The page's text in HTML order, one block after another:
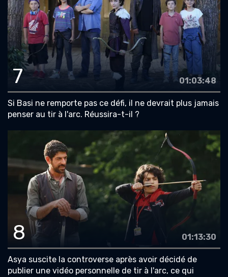
7 01:03:48
Si Basi ne remporte pas ce défi, il ne devrait plus jamais
penser au tir à l'arc. Réussira-t-il ?
8 01:13:30
Asya suscite la controverse après avoir décidé de
publier une vidéo personnelle de tir à l'arc, ce qui